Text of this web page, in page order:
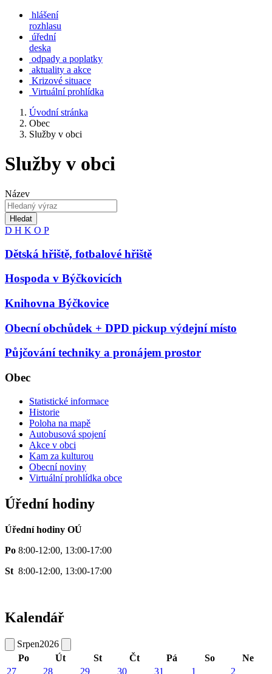
hlášení
rozhlasu
úřední
deska
odpady a poplatky
aktuality a akce
Krizové situace
Virtuální prohlídka
Úvodní stránka
Obec
Služby v obci
Služby v obci
Název
Hledat
D H K O P
Dětská hřiště, fotbalové hřiště
Hospoda v Býčkovicích
Knihovna Býčkovice
Obecní obchůdek + DPD pickup výdejní místo
Půjčování techniky a pronájem prostor
Obec
Statistické informace
Historie
Poloha na mapě
Autobusová spojení
Akce v obci
Kam za kulturou
Obecní noviny
Virtuální prohlídka obce
Úřední hodiny
Úřední hodiny OÚ
Po 8:00-12:00, 13:00-17:00
St 8:00-12:00, 13:00-17:00
Kalendář
Srpen2026
Po
Út St Čt Pá So
Ne
27
28 29 30 31 1 2